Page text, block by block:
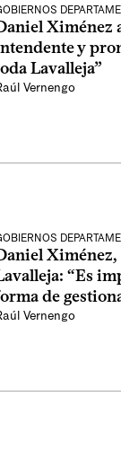
Ximénez
y
Lavalleja”
Vernengo
“Es
de
Vernengo